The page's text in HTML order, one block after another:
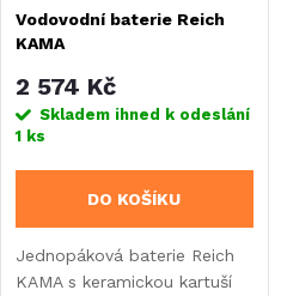
Vodovodní baterie Reich
KAMA
2 574 Kč
Skladem ihned k odeslání
1 ks
DO KOŠÍKU
Jednopáková baterie Reich
KAMA s keramickou kartuší